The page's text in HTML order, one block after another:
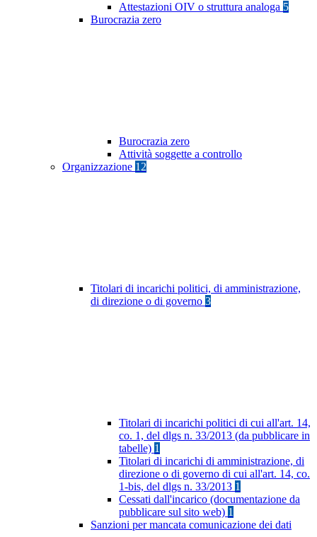
Attestazioni OIV o struttura analoga 5
Burocrazia zero
Burocrazia zero
Attività soggette a controllo
Organizzazione 12
Titolari di incarichi politici, di amministrazione,
di direzione o di governo 3
Titolari di incarichi politici di cui all'art. 14,
co. 1, del dlgs n. 33/2013 (da pubblicare in
tabelle) 1
Titolari di incarichi di amministrazione, di
direzione o di governo di cui all'art. 14, co.
1-bis, del dlgs n. 33/2013 1
Cessati dall'incarico (documentazione da
pubblicare sul sito web) 1
Sanzioni per mancata comunicazione dei dati